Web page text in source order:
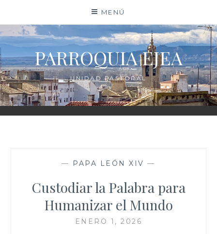
contenido
MENÚ
PARROQUIA EJEA
UNIDAD PASTORAL
— PAPA LEÓN XIV —
Custodiar la Palabra para
Humanizar el Mundo
ENERO 1, 2026